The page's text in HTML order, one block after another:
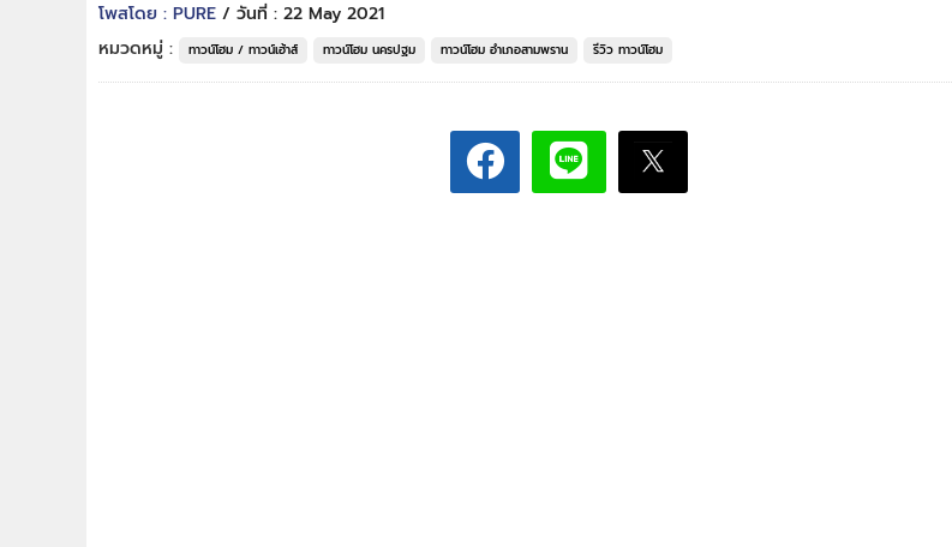
โพสโดย : PURE / วันที่ : 22 May 2021
หมวดหมู่ :
ทาวน์โฮม / ทาวน์เฮ้าส์ ทาวน์โฮม นครปฐม ทาวน์โฮม อำเภอสามพราน รีวิว ทาวน์โฮม